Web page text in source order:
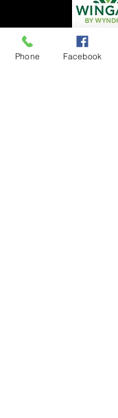
Phone Facebook